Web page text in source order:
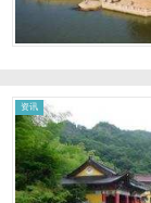
资讯